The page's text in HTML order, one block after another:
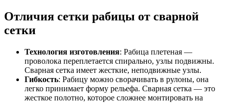
Отличия сетки рабицы от сварной
сетки
Технология изготовления: Рабица плетеная —
проволока переплетается спирально, узлы подвижны.
Сварная сетка имеет жесткие, неподвижные узлы.
Гибкость: Рабицу можно сворачивать в рулоны, она
легко принимает форму рельефа. Сварная сетка — это
жесткое полотно, которое сложнее монтировать на